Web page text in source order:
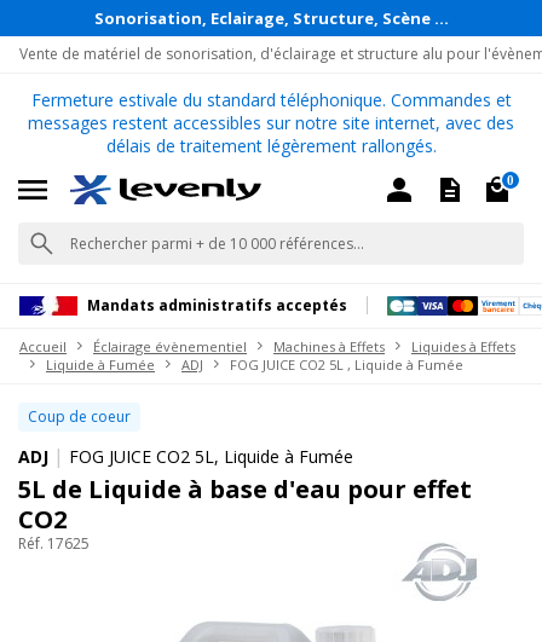
Sonorisation, Eclairage, Structure, Scène ...
Vente de matériel de sonorisation, d'éclairage et structure alu pour
Fermeture estivale du standard téléphonique. Commandes et
messages restent accessibles sur notre site internet, avec des
délais de traitement légèrement rallongés.
0
Mandats administratifs acceptés
Accueil Éclairage évènementiel Machines à Effets
Liquides à Effets
Liquide à Fumée
ADJ FOG JUICE CO2 5L , Liquide à Fumée
Coup de coeur
ADJ | FOG JUICE CO2 5L, Liquide à Fumée
5L de Liquide à base d'eau pour effet
CO2
Réf. 17625